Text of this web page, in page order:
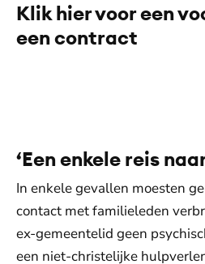
Klik hier voor een
een contract
‘Een enkele reis
In enkele gevallen moesten
contact met familieleden
ex-gemeentelid geen
een niet-christelijke